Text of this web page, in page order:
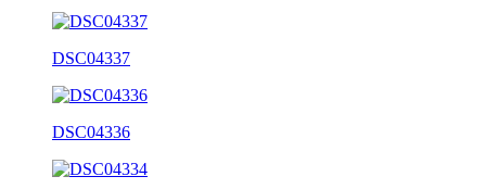
DSC04337
DSC04336